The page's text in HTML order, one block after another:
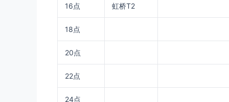
16点 虹桥T2
18点
20点
22点
24点